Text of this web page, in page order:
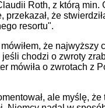
Roth, z którą min.
przekazał, że
resortu".
że najwyższy
chodzi o zwroty
mówiła o zwrotach z
ale myślę, że